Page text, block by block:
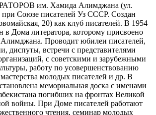
им. Хамида Алимджана (ул.
Союзе писателей Уз СССР. Создан
20) как клуб писателей. В 1954
в Дома литератора, которому присвоено
Проводит юбилеи писателей,
диспуты, встречи с представителями
с советскими и зарубежными
работу по усовершенствованию
мастерства молодых писателей и др. В
мемориальная доска с именами
погибших на фронтах Великой
войны. При Доме писателей работают
чтения, семинар молодых